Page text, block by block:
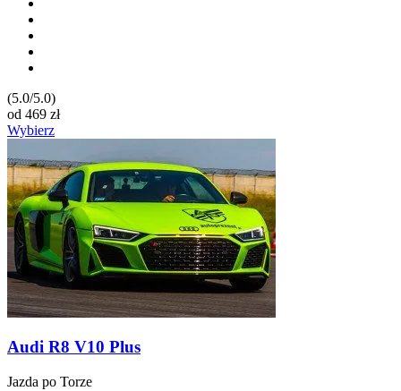
(5.0/5.0)
od 469 zł
Wybierz
Audi R8 V10 Plus
Jazda po Torze